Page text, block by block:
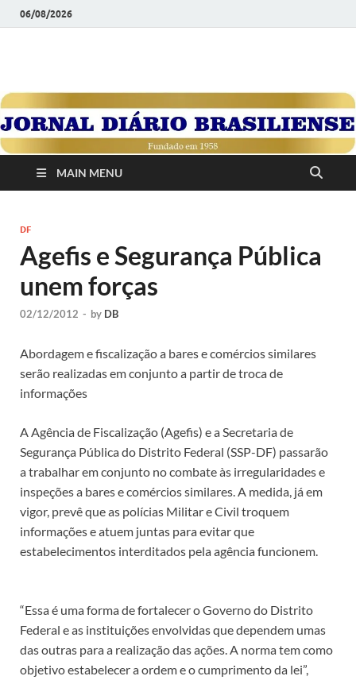
06/08/2026
JORNAL DIÁRIO
BRASILIENSE
1958
MAIN MENU
DF
Agefis e Segurança Pública
unem forças
02/12/2012 - by DB
Abordagem e fiscalização a bares e comércios similares
serão realizadas em conjunto a partir de troca de
informações
A Agência de Fiscalização (Agefis) e a Secretaria de
Segurança Pública do Distrito Federal (SSP-DF) passarão
a trabalhar em conjunto no combate às irregularidades e
inspeções a bares e comércios similares. A medida, já em
vigor, prevê que as polícias Militar e Civil troquem
informações e atuem juntas para evitar que
estabelecimentos interditados pela agência funcionem.
“Essa é uma forma de fortalecer o Governo do Distrito
Federal e as instituições envolvidas que dependem umas
das outras para a realização das ações. A norma tem como
objetivo estabelecer a ordem e o cumprimento da lei”,